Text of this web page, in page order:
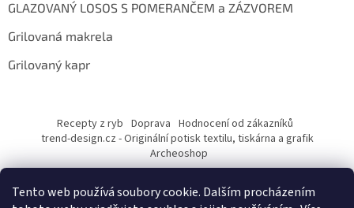
Tento web používá soubory cookie. Dalším procházením
GLAZOVANÝ LOSOS S POMERANČEM a ZÁZVOREM
Grilovaná makrela
Grilovaný kapr
Recepty z ryb Doprava Hodnocení od zákazníků
trend-design.cz - Originální potisk textilu, tiskárna a grafik
Archeoshop